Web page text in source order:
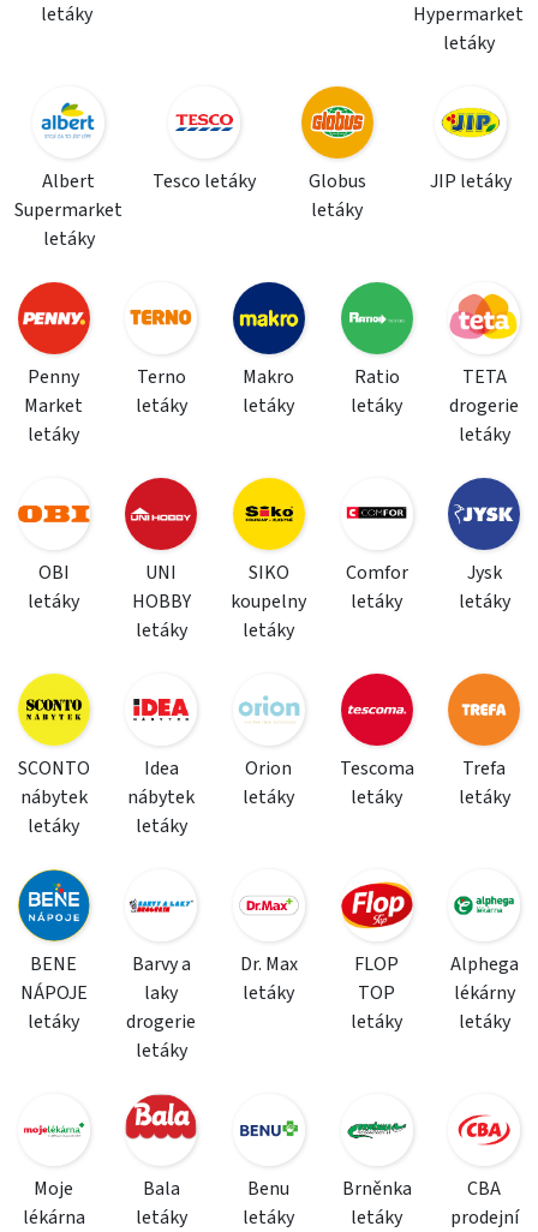
letáky
Hypermarket
letáky
Albert
Supermarket
letáky
Tesco letáky
Globus
letáky
JIP letáky
Penny
Market
letáky
Terno
letáky
Makro
letáky
Ratio
letáky
TETA
drogerie
letáky
OBI
letáky
UNI
HOBBY
letáky
SIKO
koupelny
letáky
Comfor
letáky
Jysk
letáky
SCONTO
nábytek
letáky
Idea
nábytek
letáky
Orion
letáky
Tescoma
letáky
Trefa
letáky
BENE
NÁPOJE
letáky
Barvy a
laky
drogerie
letáky
Dr. Max
letáky
FLOP
TOP
letáky
Alphega
lékárny
letáky
Moje
lékárna
Bala
letáky
Benu
letáky
Brněnka
letáky
CBA
prodejní